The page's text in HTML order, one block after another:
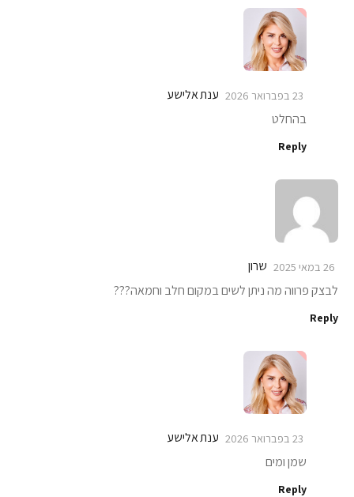
ענת אלישע 23 בפברואר 2026
בהחלט
Reply
שרון 26 במאי 2025
לבצק פרווה מה ניתן לשים במקום חלב וחמאה???
Reply
ענת אלישע 23 בפברואר 2026
שמן ומים
Reply